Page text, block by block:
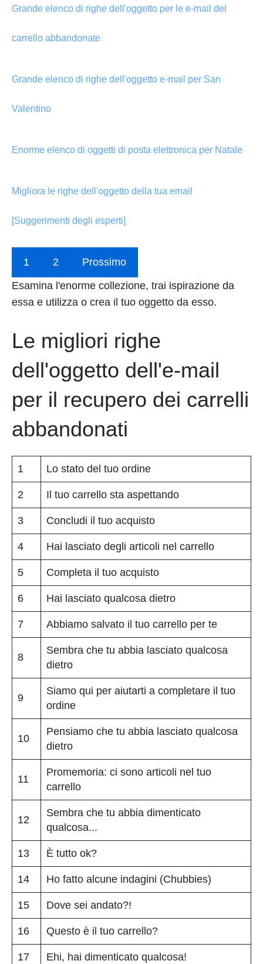
Grande elenco di righe dell'oggetto per le e-mail del
carrello abbandonate
Grande elenco di righe dell'oggetto e-mail per San
Valentino
Enorme elenco di oggetti di posta elettronica per Natale
Migliora le righe dell'oggetto della tua email
[Suggerimenti degli esperti]
1 2
Prossimo
Esamina l'enorme collezione, trai ispirazione da
essa e utilizza o crea il tuo oggetto da esso.
Le migliori righe
dell'oggetto dell'e-mail
per il recupero dei carrelli
abbandonati
1 Lo stato del tuo ordine
2 Il tuo carrello sta aspettando
3 Concludi il tuo acquisto
4 Hai lasciato degli articoli nel carrello
5 Completa il tuo acquisto
6 Hai lasciato qualcosa dietro
7 Abbiamo salvato il tuo carrello per te
8
Sembra che tu abbia lasciato qualcosa
dietro
9
Siamo qui per aiutarti a completare il tuo
ordine
10
Pensiamo che tu abbia lasciato qualcosa
dietro
11
Promemoria: ci sono articoli nel tuo
carrello
12
Sembra che tu abbia dimenticato
qualcosa...
13 È tutto ok?
14 Ho fatto alcune indagini (Chubbies)
15 Dove sei andato?!
16 Questo è il tuo carrello?
17 Ehi, hai dimenticato qualcosa!